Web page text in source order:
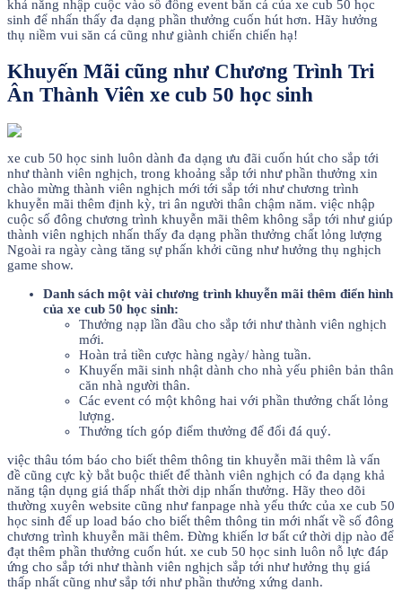
khả năng nhập cuộc vào số đông event bắn cá của xe cub 50 học
sinh để nhấn thấy đa dạng phần thưởng cuốn hút hơn. Hãy hưởng
thụ niềm vui săn cá cũng như giành chiến chiến hạ!
Khuyến Mãi cũng như Chương Trình Tri
Ân Thành Viên xe cub 50 học sinh
xe cub 50 học sinh luôn dành đa dạng ưu đãi cuốn hút cho sắp tới
như thành viên nghịch, trong khoảng sắp tới như phần thưởng xin
chào mừng thành viên nghịch mới tới sắp tới như chương trình
khuyễn mãi thêm định kỳ, tri ân người thân chậm năm. việc nhập
cuộc số đông chương trình khuyễn mãi thêm không sắp tới như giúp
thành viên nghịch nhấn thấy đa dạng phần thưởng chất lỏng lượng
Ngoài ra ngày càng tăng sự phấn khởi cũng như hưởng thụ nghịch
game show.
Danh sách một vài chương trình khuyễn mãi thêm điển hình
của xe cub 50 học sinh:
Thưởng nạp lần đầu cho sắp tới như thành viên nghịch
mới.
Hoàn trả tiền cược hàng ngày/ hàng tuần.
Khuyến mãi sinh nhật dành cho nhà yếu phiên bản thân
căn nhà người thân.
Các event có một không hai với phần thưởng chất lỏng
lượng.
Thưởng tích góp điểm thưởng để đổi đá quý.
việc thâu tóm báo cho biết thêm thông tin khuyễn mãi thêm là vấn
đề cũng cực kỳ bắt buộc thiết để thành viên nghịch có đa dạng khả
năng tận dụng giá thấp nhất thời dịp nhấn thưởng. Hãy theo dõi
thường xuyên website cũng như fanpage nhà yếu thức của xe cub 50
học sinh để up load báo cho biết thêm thông tin mới nhất về số đông
chương trình khuyễn mãi thêm. Đừng khiến lơ bất cứ thời dịp nào để
đạt thêm phần thưởng cuốn hút. xe cub 50 học sinh luôn nỗ lực đáp
ứng cho sắp tới như thành viên nghịch sắp tới như hưởng thụ giá
thấp nhất cũng như sắp tới như phần thưởng xứng danh.